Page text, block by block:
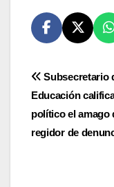
de
Subsecretario
Educación
político el amago
regidor de